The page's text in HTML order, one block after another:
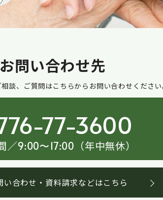
お問い合わせ先
談、ご質問はこちらからお問い合わせくださ
77-3600
／9:00〜17:00 （年中無休）
い合わせ・資料請求などはこちら